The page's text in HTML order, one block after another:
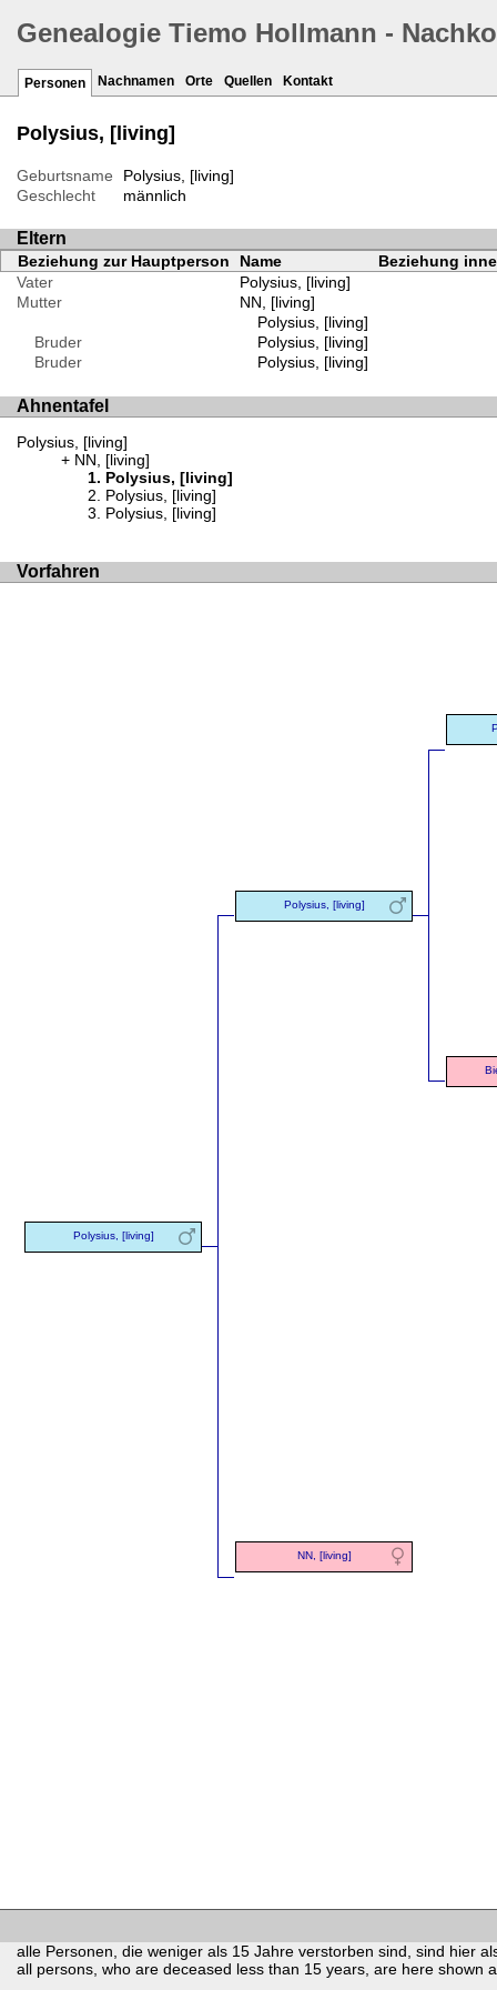
Genealogie Tiemo Hollmann -
Personen Nachnamen Orte Quellen Kontakt
Polysius, [living]
Geburtsname
Polysius, [living]
Geschlecht
männlich
Eltern
Beziehung zur Hauptperson Name
Beziehung
Vater
Polysius, [living]
Mutter
NN, [living]
Polysius, [living]
Bruder
Polysius, [living]
Bruder
Polysius, [living]
Ahnentafel
Polysius, [living]
NN, [living]
Polysius, [living]
Polysius, [living]
Polysius, [living]
Vorfahren
Polysius, [living]
Polysius, [living]
NN, [living]
alle Personen, die weniger als 15 Jahre verstorben sind, sind hier
all persons, who are deceased less than 15 years, are here shown